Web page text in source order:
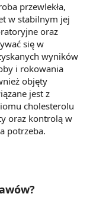
przewlekła,
w stabilnym jej
oraz
się w
wyników
i rokowania
objęty
jest z
cholesterolu
oraz kontrolą w
potrzeba.